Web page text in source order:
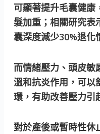
可顯著提升毛囊健康
髮加重；相關研究表
囊深度減少30%退化
而情緒壓力、頭皮敏
溫和抗炎作用，可以
環，有助改善壓力引
對於產後或暫時性休